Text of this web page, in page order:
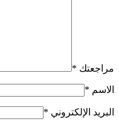
مراجعتك *
الاسم *
البريد الإلكتروني *